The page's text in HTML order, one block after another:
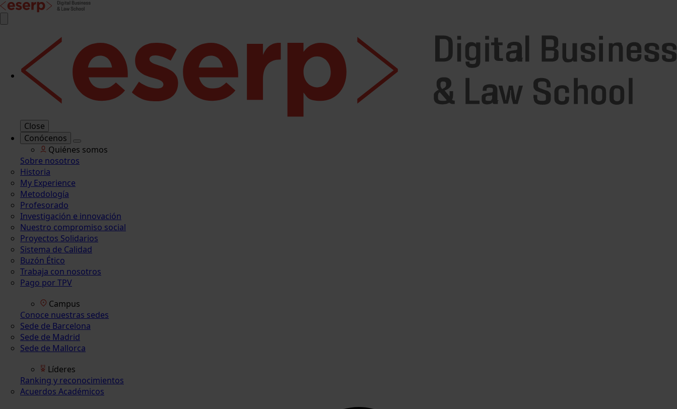
Close
Conócenos
Quiénes somos
Sobre nosotros
Historia
My Experience
Metodología
Profesorado
Investigación e innovación
Nuestro compromiso social
Proyectos Solidarios
Sistema de Calidad
Buzón Ético
Trabaja con nosotros
Pago por TPV
Campus
Conoce nuestras sedes
Sede de Barcelona
Sede de Madrid
Sede de Mallorca
Líderes
Ranking y reconocimientos
Acuerdos Académicos